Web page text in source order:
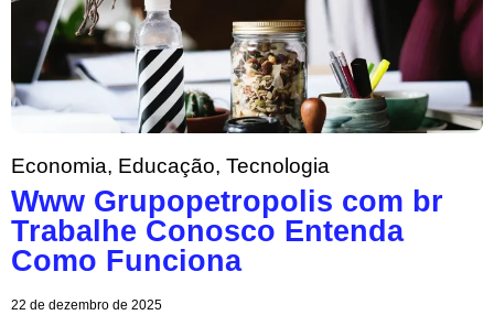
Economia, Educação, Tecnologia
Www Grupopetropolis com br
Trabalhe Conosco Entenda
Como Funciona
22 de dezembro de 2025